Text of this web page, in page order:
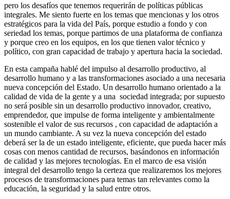
pero los desafíos que tenemos requerirán de políticas públicas
integrales. Me siento fuerte en los temas que mencionas y los otros
estratégicos para la vida del País, porque estudio a fondo y con
seriedad los temas, porque partimos de una plataforma de confianza
y porque creo en los equipos, en los que tienen valor técnico y
político, con gran capacidad de trabajo y apertura hacia la sociedad.
En esta campaña hablé del impulso al desarrollo productivo, al
desarrollo humano y a las transformaciones asociado a una necesaria
nueva concepción del Estado. Un desarrollo humano orientado a la
calidad de vida de la gente y a una sociedad integrada; por supuesto
no será posible sin un desarrollo productivo innovador, creativo,
emprendedor, que impulse de forma inteligente y ambientalmente
sostenible el valor de sus recursos , con capacidad de adaptación a
un mundo cambiante. A su vez la nueva concepción del estado
deberá ser la de un estado inteligente, eficiente, que pueda hacer más
cosas con menos cantidad de recursos, basándonos en información
de calidad y las mejores tecnologías. En el marco de esa visión
integral del desarrollo tengo la certeza que realizaremos los mejores
procesos de transformaciones para temas tan relevantes como la
educación, la seguridad y la salud entre otros.